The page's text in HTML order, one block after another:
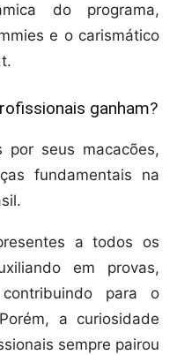
do programa,
e o carismático
ganham?
por seus macacões,
fundamentais na
a todos os
em provas,
para o
a curiosidade
sempre pairou